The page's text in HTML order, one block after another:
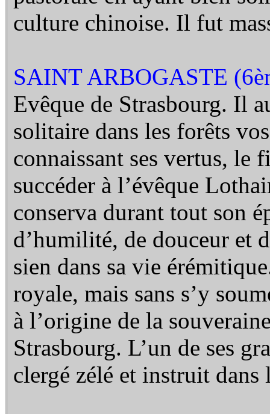
culture chinoise. Il fut
SAINT ARBOGASTE
Evêque de Strasbourg. Il
solitaire dans les forêts
connaissant ses vertus, le
succéder à l’évêque
conserva durant tout son
d’humilité, de douceur et
sien dans sa vie
royale, mais sans s’y
à l’origine de la
Strasbourg. L’un de ses
clergé zélé et instruit dans